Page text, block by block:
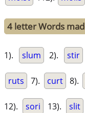
4 letter Words
1). slum 2). stir
ruts 7). curt 8).
12). sori 13). slit